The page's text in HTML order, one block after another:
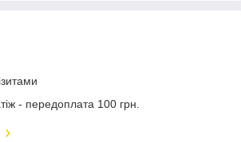
- передоплата 100 грн.